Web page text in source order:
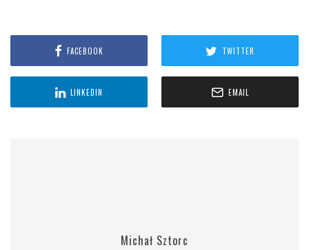
FACEBOOK TWITTER
LINKEDIN EMAIL
Michał Sztorc